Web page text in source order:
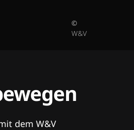
©
W&V
dem W&V